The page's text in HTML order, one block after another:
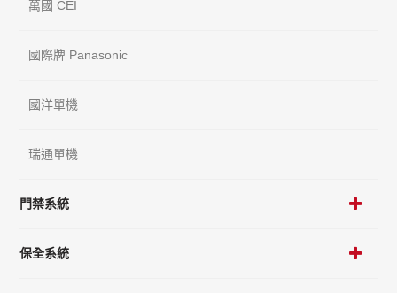
萬國 CEI
國際牌 Panasonic
國洋單機
瑞通單機
門禁系統
保全系統